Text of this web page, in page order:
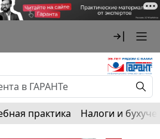
практика Налоги и